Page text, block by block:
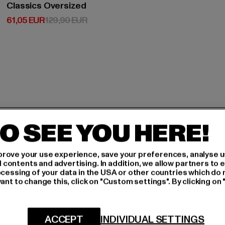
Classics Oversized
61,05 EUR
Derzeitiger Preis: 61,05 EUR
129,90 EURAktionspreis: 129,90 EUR
AN,
An welchen Produkten
SEE YOU HERE!
your use experience, save your preferences, analyse
and advertising. In addition, we allow partners to
of your data in the USA or other countries which do
to change this, click on "Custom settings". By clicking
INDIVIDUAL SETTINGS
ACCEPT